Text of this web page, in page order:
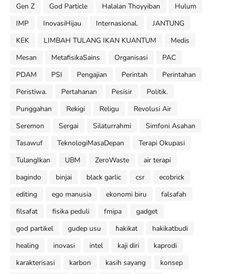
Gen Z
God Particle Halalan Thoyyiban
Hulum
IMP
InovasiHijau Internasional.
JANTUNG
KEK
LIMBAH TULANG IKAN KUANTUM
Medis
Mesan
MetafisikaSains Organisasi
PAC
PDAM
PSI Pengajian Perintah
Perintahan
Peristiwa.
Pertahanan Pesisir
Politik.
Punggahan
Rekigi Religu
Revolusi Air
Seremon
Sergai Silaturrahmi
Simfoni Asahan
Tasawuf
TeknologiMasaDepan
Terapi Okupasi
TulangIkan
UBM ZeroWaste
air terapi
bagindo
binjai black garlic csr
ecobrick
editing
ego manusia ekonomi biru
falsafah
filsafat
fisika peduli fmipa
gadget
god partikel
gudep usu hakikat
hakikatbudi
healing
inovasi intel kaji diri
kaprodi
karakterisasi
karbon kasih sayang
konsep